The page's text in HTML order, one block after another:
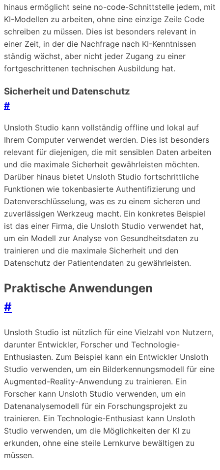
hinaus ermöglicht seine no-code-Schnittstelle jedem, mit
KI-Modellen zu arbeiten, ohne eine einzige Zeile Code
schreiben zu müssen. Dies ist besonders relevant in
einer Zeit, in der die Nachfrage nach KI-Kenntnissen
ständig wächst, aber nicht jeder Zugang zu einer
fortgeschrittenen technischen Ausbildung hat.
Sicherheit und Datenschutz
#
Unsloth Studio kann vollständig offline und lokal auf
Ihrem Computer verwendet werden. Dies ist besonders
relevant für diejenigen, die mit sensiblen Daten arbeiten
und die maximale Sicherheit gewährleisten möchten.
Darüber hinaus bietet Unsloth Studio fortschrittliche
Funktionen wie tokenbasierte Authentifizierung und
Datenverschlüsselung, was es zu einem sicheren und
zuverlässigen Werkzeug macht. Ein konkretes Beispiel
ist das einer Firma, die Unsloth Studio verwendet hat,
um ein Modell zur Analyse von Gesundheitsdaten zu
trainieren und die maximale Sicherheit und den
Datenschutz der Patientendaten zu gewährleisten.
Praktische Anwendungen
#
Unsloth Studio ist nützlich für eine Vielzahl von Nutzern,
darunter Entwickler, Forscher und Technologie-
Enthusiasten. Zum Beispiel kann ein Entwickler Unsloth
Studio verwenden, um ein Bilderkennungsmodell für eine
Augmented-Reality-Anwendung zu trainieren. Ein
Forscher kann Unsloth Studio verwenden, um ein
Datenanalysemodell für ein Forschungsprojekt zu
trainieren. Ein Technologie-Enthusiast kann Unsloth
Studio verwenden, um die Möglichkeiten der KI zu
erkunden, ohne eine steile Lernkurve bewältigen zu
müssen.